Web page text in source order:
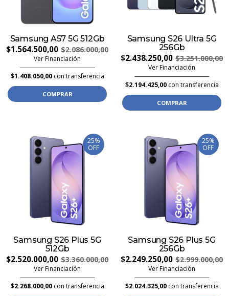
Samsung A57 5G 512Gb
$1.564.500,00 $2.086.000,00
Ver Financiación
$1.408.050,00con transferencia
COMPRAR
Samsung S26 Ultra 5G
256Gb
$2.438.250,00 $3.251.000,00
Ver Financiación
$2.194.425,00con transferencia
COMPRAR
25%
OFF
Samsung S26 Plus 5G
512Gb
$2.520.000,00 $3.360.000,00
Ver Financiación
$2.268.000,00con transferencia
25%
OFF
Samsung S26 Plus 5G
256Gb
$2.249.250,00 $2.999.000,00
Ver Financiación
$2.024.325,00con transferencia